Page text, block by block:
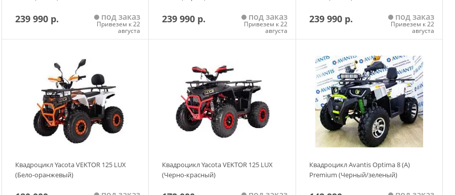
239 990 р. под заказ
Привезем к 22
августа
239 990 р. под заказ
Привезем к 22
августа
239 990 р. под заказ
Привезем к 22
августа
Добавить в корзину
Квадроцикл Yacota VEKTOR 125 LUX
(Бело-оранжевый)
Квадроцикл Yacota VEKTOR 125 LUX
(Черно-красный)
Квадроцикл Avantis Optima 8 (A)
Premium (Черный/зеленый)